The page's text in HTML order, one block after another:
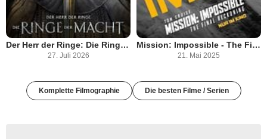
Der Herr der Ringe: Die Ringe der Macht
27. Juli 2026
Mission: Impossible - The Final Reckoning
21. Mai 2025
Komplette Filmographie Die besten Filme / Serien